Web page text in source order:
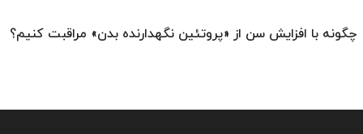
چگونه با افزایش سن از «پروتئین نگهدارنده بدن» مراقبت کنیم؟